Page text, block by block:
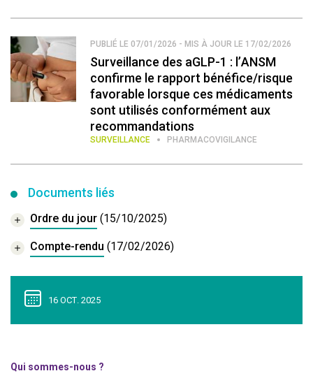
PUBLIÉ LE 07/01/2026 - MIS À JOUR LE 17/02/2026
Surveillance des aGLP-1 : l’ANSM
confirme le rapport bénéfice/risque
favorable lorsque ces médicaments
sont utilisés conformément aux
recommandations
SURVEILLANCE PHARMACOVIGILANCE
Documents liés
Ordre du jour (15/10/2025)
Compte-rendu (17/02/2026)
16 OCT. 2025
Qui sommes-nous ?